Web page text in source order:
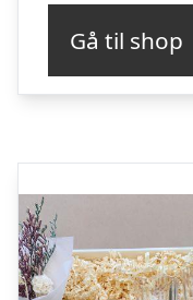
Gå til shop